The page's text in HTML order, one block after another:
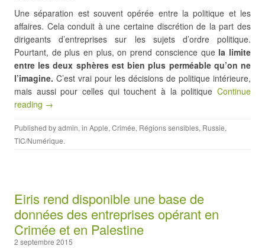
Une séparation est souvent opérée entre la politique et les
affaires. Cela conduit à une certaine discrétion de la part des
dirigeants d’entreprises sur les sujets d’ordre politique.
Pourtant, de plus en plus, on prend conscience que la limite
entre les deux sphères est bien plus perméable qu’on ne
l’imagine. C’est vrai pour les décisions de politique intérieure,
mais aussi pour celles qui touchent à la politique Continue
reading →
Published byadmin, in Apple, Crimée, Régions sensibles, Russie,
TIC/Numérique.
Eiris rend disponible une base de
données des entreprises opérant en
Crimée et en Palestine
2 septembre 2015